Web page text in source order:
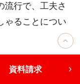
行で、工夫さ
ゃることについ
内容を変えて、
資料請求